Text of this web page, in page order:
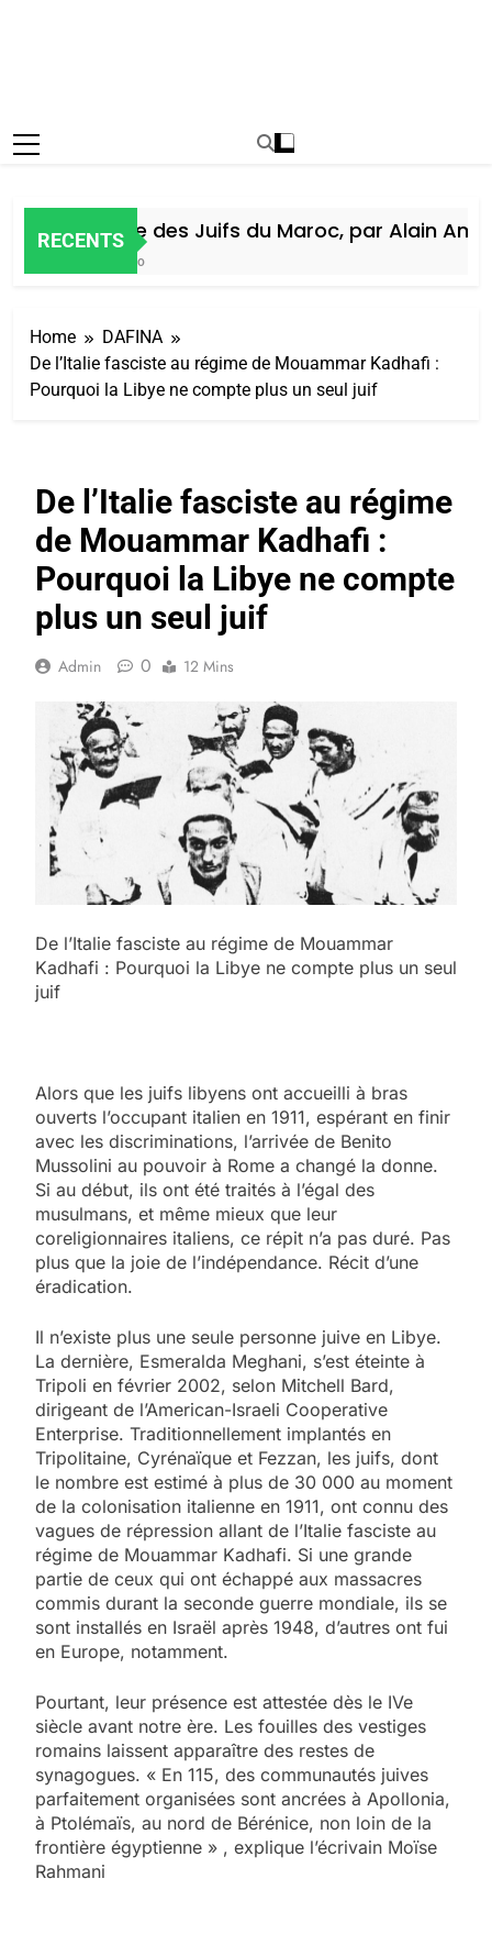
RECENTS
Histoire des Juifs du Maroc, par Alain Amiel
Home
DAFINA
De l’Italie fasciste au régime de Mouammar Kadhafi :
Pourquoi la Libye ne compte plus un seul juif
De l’Italie fasciste au régime
de Mouammar Kadhafi :
Pourquoi la Libye ne compte
plus un seul juif
Admin 0 12 Mins
De l’Italie fasciste au régime de Mouammar
Kadhafi : Pourquoi la Libye ne compte plus un seul
juif
Alors que les juifs libyens ont accueilli à bras
ouverts l’occupant italien en 1911, espérant en finir
avec les discriminations, l’arrivée de Benito
Mussolini au pouvoir à Rome a changé la donne.
Si au début, ils ont été traités à l’égal des
musulmans, et même mieux que leur
coreligionnaires italiens, ce répit n’a pas duré. Pas
plus que la joie de l’indépendance. Récit d’une
éradication.
Il n’existe plus une seule personne juive en Libye.
La dernière, Esmeralda Meghani, s’est éteinte à
Tripoli en février 2002, selon Mitchell Bard,
dirigeant de l’American-Israeli Cooperative
Enterprise. Traditionnellement implantés en
Tripolitaine, Cyrénaïque et Fezzan, les juifs, dont
le nombre est estimé à plus de 30 000 au moment
de la colonisation italienne en 1911, ont connu des
vagues de répression allant de l’Italie fasciste au
régime de Mouammar Kadhafi. Si une grande
partie de ceux qui ont échappé aux massacres
commis durant la seconde guerre mondiale, ils se
sont installés en Israël après 1948, d’autres ont fui
en Europe, notamment.
Pourtant, leur présence est attestée dès le IVe
siècle avant notre ère. Les fouilles des vestiges
romains laissent apparaître des restes de
synagogues. « En 115, des communautés juives
parfaitement organisées sont ancrées à Apollonia,
à Ptolémaïs, au nord de Bérénice, non loin de la
frontière égyptienne » , explique l’écrivain Moïse
Rahmani